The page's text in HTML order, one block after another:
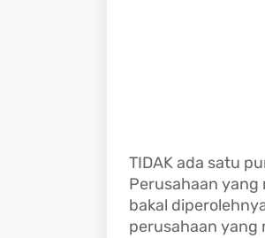
TIDAK ada satu
Perusahaan yang
bakal
perusahaan yang